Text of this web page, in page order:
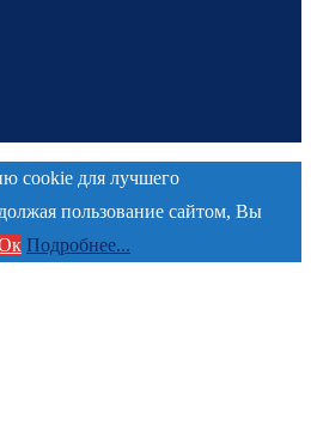
cookie для лучшего
пользование сайтом, Вы
Подробнее...